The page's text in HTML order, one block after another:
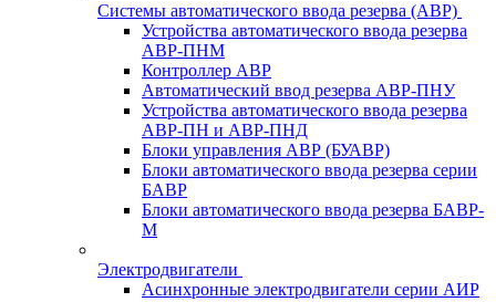
Системы автоматического ввода резерва (АВР)
Устройства автоматического ввода резерва
АВР-ПНМ
Контроллер АВР
Автоматический ввод резерва АВР-ПНУ
Устройства автоматического ввода резерва
АВР-ПН и АВР-ПНД
Блоки управления АВР (БУАВР)
Блоки автоматического ввода резерва серии
БАВР
Блоки автоматического ввода резерва БАВР-
М
Электродвигатели
Асинхронные электродвигатели серии АИР